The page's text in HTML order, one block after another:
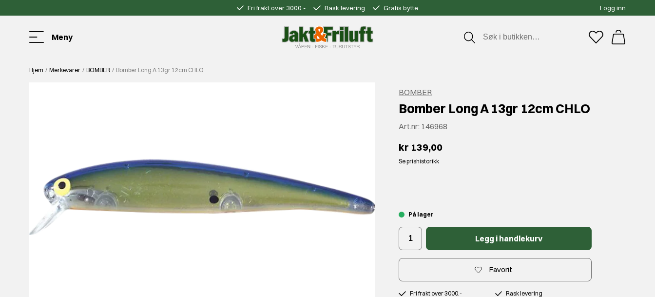
Fri frakt over 3000.- Rask levering Gratis bytte Logg inn
Meny
Hjem Merkevarer BOMBER Bomber Long A 13gr 12cm CHLO
BOMBER
Bomber Long A 13gr 12cm CHLO
Art.nr: 146968
kr 139,00
Se prishistorikk
På lager
Legg i handlekurv
Favorit
Fri frakt over 3000.-
Rask levering